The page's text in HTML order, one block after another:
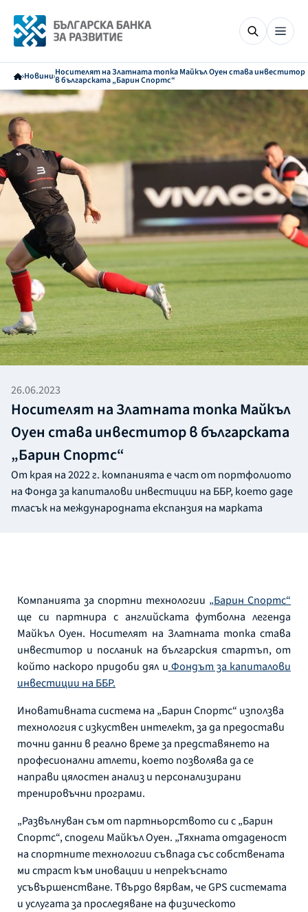
Новини Носителят на Златната топка Майкъл Оуен става инвеститор
в българската „Барин Спортс“
26.06.2023
Носителят на Златната топка Майкъл
Оуен става инвеститор в българската
„Барин Спортс“
От края на 2022 г. компанията е част от портфолиото
на Фонда за капиталови инвестиции на ББР, което даде
тласък на международната експанзия на марката
Компанията за спортни технологии „Барин Спортс“
ще си партнира с английската футболна легенда
Майкъл Оуен. Носителят на Златната топка става
инвеститор и посланик на българския стартъп, от
който наскоро придоби дял и Фондът за капиталови
инвестиции на ББР.
Иновативната система на „Барин Спортс“ използва
технология с изкуствен интелект, за да предостави
точни данни в реално време за представянето на
професионални атлети, което позволява да се
направи цялостен анализ и персонализирани
тренировъчни програми.
„Развълнуван съм от партньорството си с „Барин
Спортс“, сподели Майкъл Оуен. „Тяхната отдаденост
на спортните технологии съвпада със собствената
ми страст към иновации и непрекъснато
усъвършенстване. Твърдо вярвам, че GPS системата
и услугата за проследяване на физическото